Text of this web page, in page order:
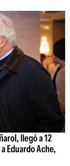
llegó a 12
Eduardo Ache,